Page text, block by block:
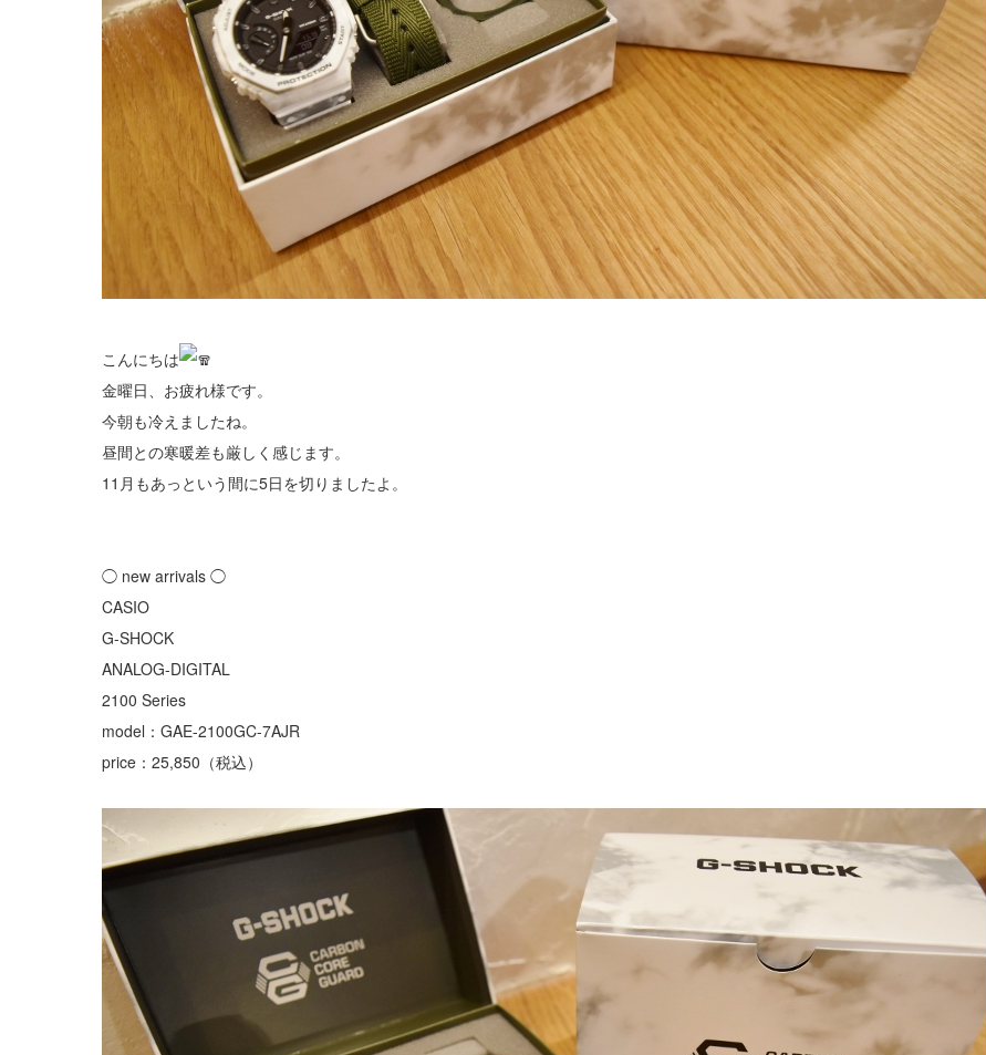
こんにちは
金曜日、お疲れ様です。
今朝も冷えましたね。
昼間との寒暖差も厳しく感じます。
11月もあっという間に5日を切りましたよ。
◯ new arrivals ◯
CASIO
G-SHOCK
ANALOG-DIGITAL
2100 Series
model：GAE-2100GC-7AJR
price：25,850（税込）